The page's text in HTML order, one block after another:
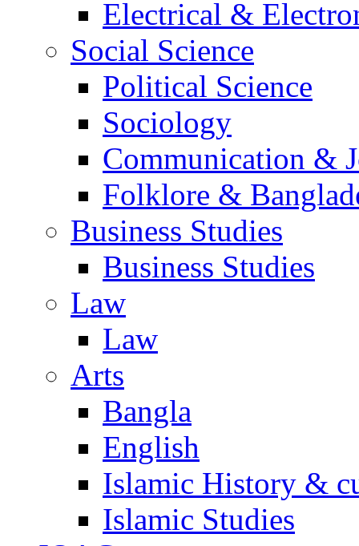
Electrical &
Social Science
Political Science
Sociology
Communication &
Folklore &
Business Studies
Business Studies
Law
Law
Arts
Bangla
English
Islamic History &
Islamic Studies